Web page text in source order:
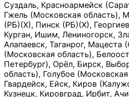
Суздаль, Красноармейск
Гжель (Московская область),
(РБ)(Х), Пинск (РБ)(Х),
Курган, Ишим, Лениногорск,
Алапаевск, Таганрог, Мацеста
(Московская область),
Петербург), Орёл, Бирск,
область), Голубое
Гвардейск, Ейск, Киров
Кузнецк, Кировград, Ирбит,